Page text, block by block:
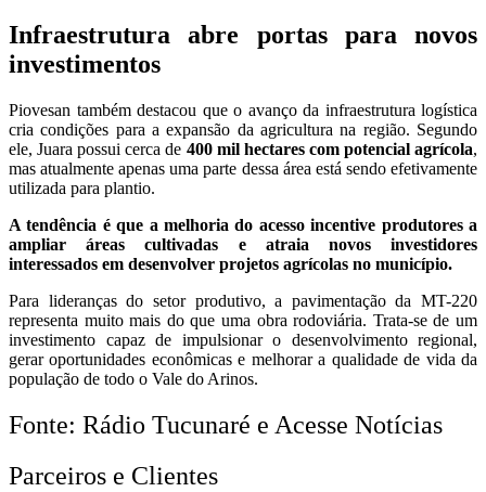
Infraestrutura abre portas para novos
investimentos
Piovesan também destacou que o avanço da infraestrutura logística
cria condições para a expansão da agricultura na região. Segundo
ele, Juara possui cerca de 400 mil hectares com potencial agrícola,
mas atualmente apenas uma parte dessa área está sendo efetivamente
utilizada para plantio.
A tendência é que a melhoria do acesso incentive produtores a
ampliar áreas cultivadas e atraia novos investidores
interessados em desenvolver projetos agrícolas no município.
Para lideranças do setor produtivo, a pavimentação da MT-220
representa muito mais do que uma obra rodoviária. Trata-se de um
investimento capaz de impulsionar o desenvolvimento regional,
gerar oportunidades econômicas e melhorar a qualidade de vida da
população de todo o Vale do Arinos.
Fonte: Rádio Tucunaré e Acesse Notícias
Parceiros e Clientes